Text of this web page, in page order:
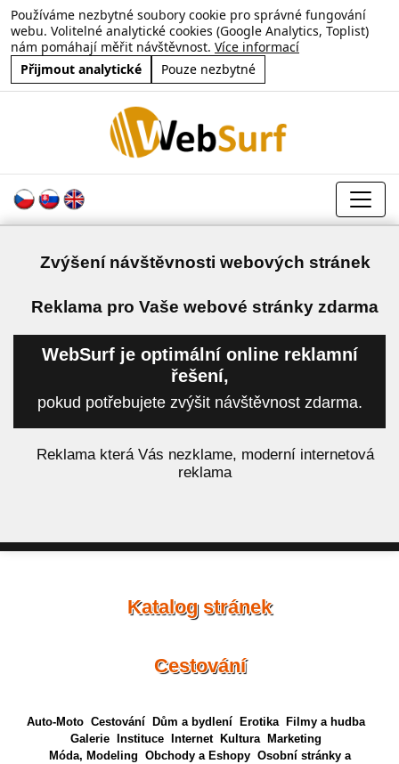
Používáme nezbytné soubory cookie pro správné fungování
webu. Volitelné analytické cookies (Google Analytics, Toplist)
nám pomáhají měřit návštěvnost. Více informací
Přijmout analytické
Pouze nezbytné
Zvýšení návštěvnosti webových stránek
Reklama pro Vaše webové stránky zdarma
WebSurf je optimální online reklamní
řešení,
pokud potřebujete zvýšit návštěvnost zdarma.
Reklama která Vás nezklame, moderní internetová
reklama
Katalog stránek
Cestování
Auto-Moto Cestování Dům a bydlení Erotika
Filmy a hudba
Galerie
Instituce Internet Kultura
Marketing
Móda, Modeling Obchody a Eshopy Osobní stránky a